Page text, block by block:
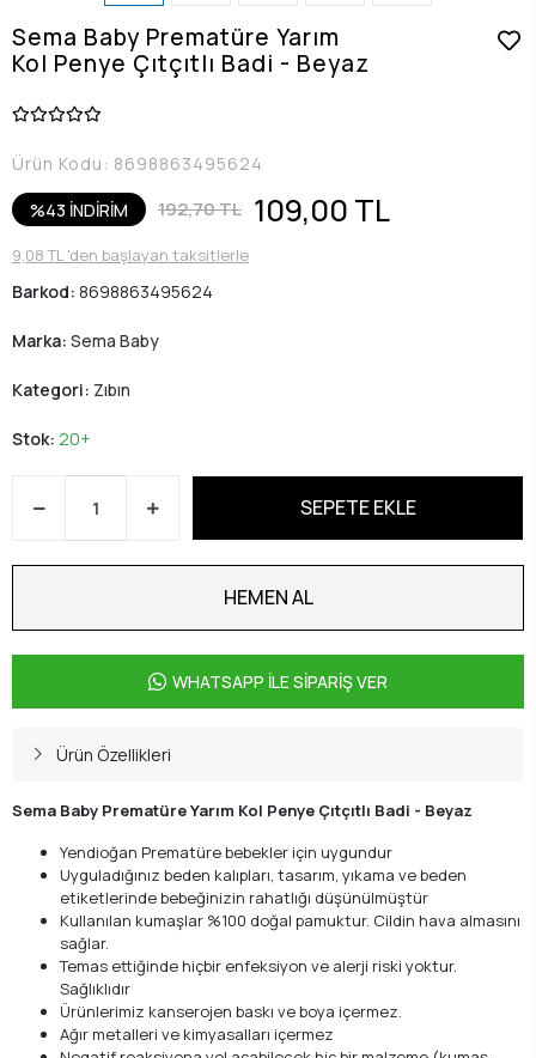
Sema Baby Prematüre Yarım
Kol Penye Çıtçıtlı Badi - Beyaz
Ürün Kodu: 8698863495624
%43 İNDİRİM 192,70 TL 109,00 TL
9,08 TL 'den başlayan taksitlerle
Barkod: 8698863495624
Marka: Sema Baby
Kategori: Zıbın
Stok: 20+
SEPETE EKLE
HEMEN AL
WHATSAPP İLE SİPARİŞ VER
Ürün Özellikleri
Sema Baby Prematüre Yarım Kol Penye Çıtçıtlı Badi - Beyaz
Yendioğan Prematüre bebekler için uygundur
Uyguladığınız beden kalıpları, tasarım, yıkama ve beden
etiketlerinde bebeğinizin rahatlığı düşünülmüştür
Kullanılan kumaşlar %100 doğal pamuktur. Cildin hava almasını
sağlar.
Temas ettiğinde hiçbir enfeksiyon ve alerji riski yoktur.
Sağlıklıdır
Ürünlerimiz kanserojen baskı ve boya içermez.
Ağır metalleri ve kimyasalları içermez